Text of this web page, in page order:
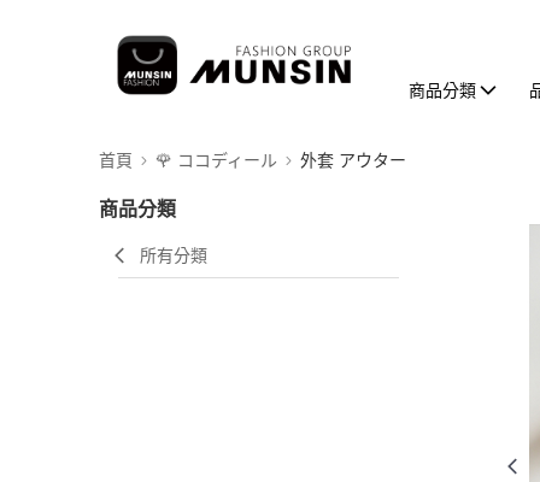
商品分類
首頁 🌹 ココディール 外套 アウター
商品分類
所有分類